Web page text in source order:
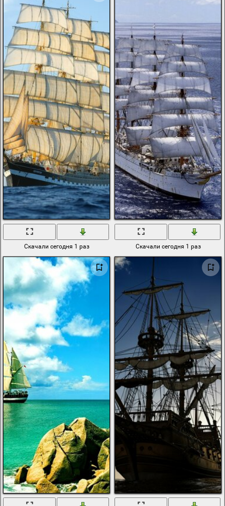
Скачали сегодня 1 раз Скачали сегодня 1 раз